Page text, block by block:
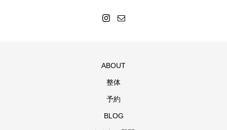
ABOUT
整体
予約
BLOG